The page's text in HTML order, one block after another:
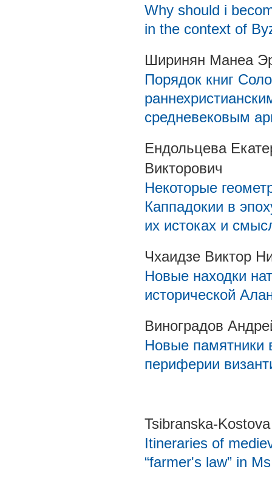
Why should i
in the context of
Ширинян Манеа
Порядок книг
средневековым
Ендольцева
Викторович
Некоторые
Каппадокии в
их истоках и
Чхаидзе Виктор
Новые находки
исторической
Виноградов
Новые памятники
периферии
Tsibranska-
Itineraries of
“farmer's law” in